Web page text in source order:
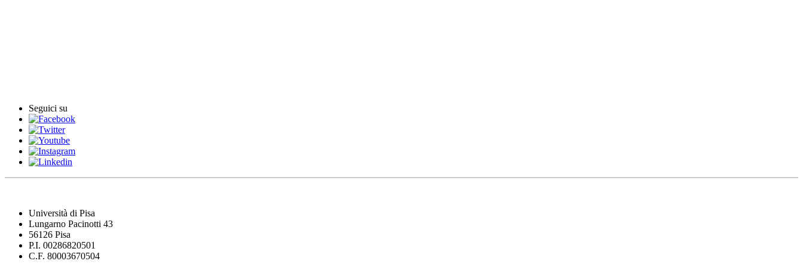
Seguici su
Università di Pisa
Lungarno Pacinotti 43
56126 Pisa
P.I. 00286820501
C.F. 80003670504